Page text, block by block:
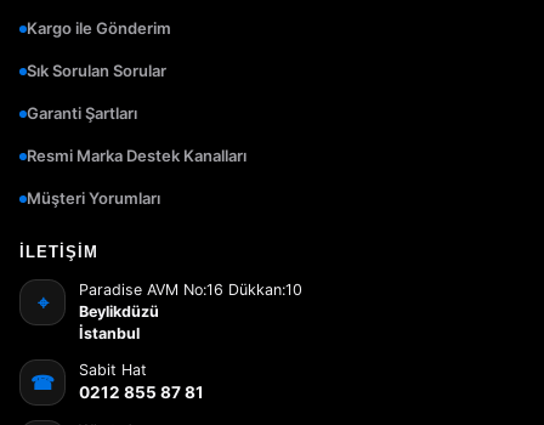
Kargo ile Gönderim
Sık Sorulan Sorular
Garanti Şartları
Resmi Marka Destek Kanalları
Müşteri Yorumları
İLETIŞIM
⌖
Paradise AVM No:16 Dükkan:10
Beylikdüzü
İstanbul
☎
Sabit Hat
0212 855 87 81